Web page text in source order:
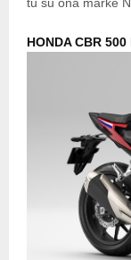
HONDA CBR